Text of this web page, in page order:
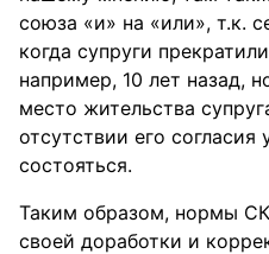
союза «и» на «или», т.к.
когда супруги
например, 10 лет назад,
место жительства
отсутствии его
состояться.
Таким образом, нормы
своей доработки и